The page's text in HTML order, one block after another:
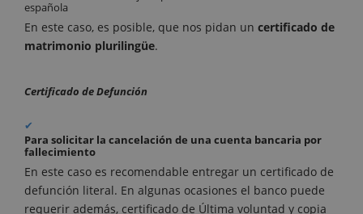
española
En este caso, es posible, que nos pidan un certificado de
matrimonio plurilingüe.
Certificado de Defunción
Para solicitar la cancelación de una cuenta bancaria por
fallecimiento
En este caso es recomendable entregar un certificado de
defunción literal. En algunas ocasiones el banco puede
requerir además, certificado de Última voluntad y copia